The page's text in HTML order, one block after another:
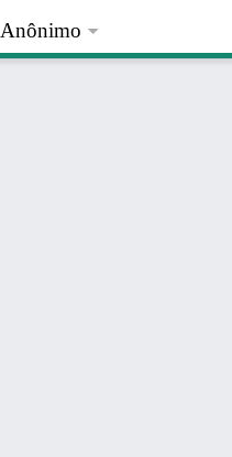
Anônimo